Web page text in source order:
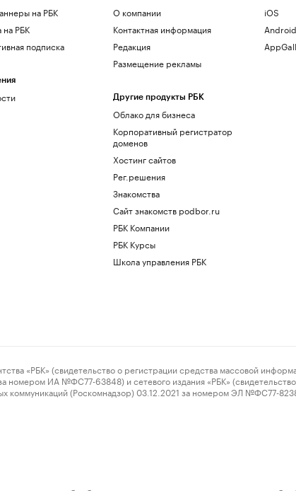
на РБК
на РБК
подписка
О компании
Контактная информация
Редакция
Размещение рекламы
Другие продукты РБК
Облако для бизнеса
Корпоративный регистратор
доменов
Хостинг сайтов
Рег.решения
Знакомства
Сайт знакомств podbor.ru
РБК Компании
РБК Курсы
Школа управления РБК
iOS
Android
(свидетельство о регистрации средства массовой
ИА №ФС77-63848) и сетевого издания «РБК»
коммуникаций (Роскомнадзор) 03.12.2021 за номером ЭЛ №ФС77-